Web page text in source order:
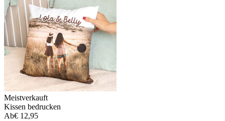
Meistverkauft
Kissen bedrucken
Ab€ 12,95